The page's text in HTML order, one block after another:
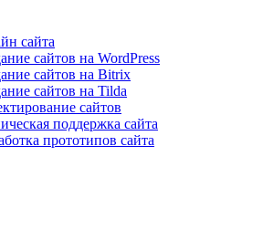
сайта
сайтов на WordPress
сайтов на Bitrix
сайтов на Tilda
сайтов
поддержка сайта
прототипов сайта